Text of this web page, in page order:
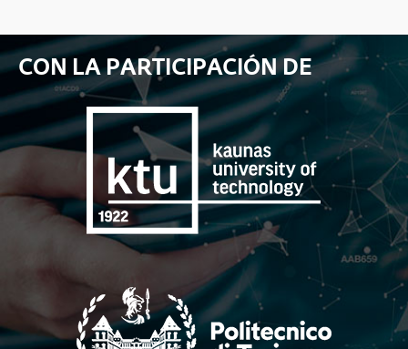
CON LA PARTICIPACIÓN DE